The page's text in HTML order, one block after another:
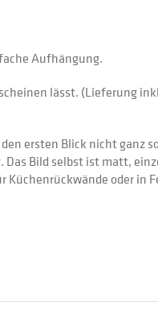
Aufhängung.
lässt. (Lieferung
ersten Blick nicht ganz
Bild selbst ist matt,
oder in